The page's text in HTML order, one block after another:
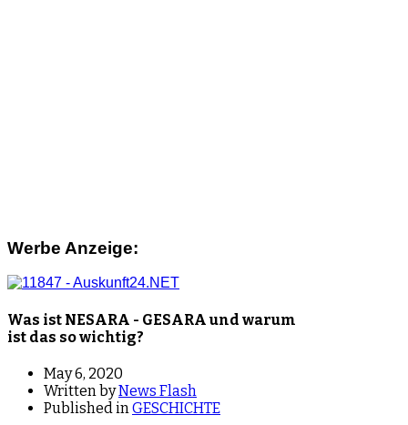
Werbe Anzeige:
Was ist NESARA - GESARA und warum
ist das so wichtig?
May 6, 2020
Written byNews Flash
Published inGESCHICHTE